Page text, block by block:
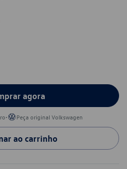
agora
• Peça original Volkswagen
ao carrinho